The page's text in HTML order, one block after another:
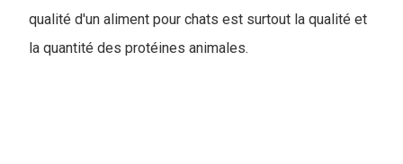
qualité d'un aliment pour chats est surtout la qualité et
la quantité des protéines animales.